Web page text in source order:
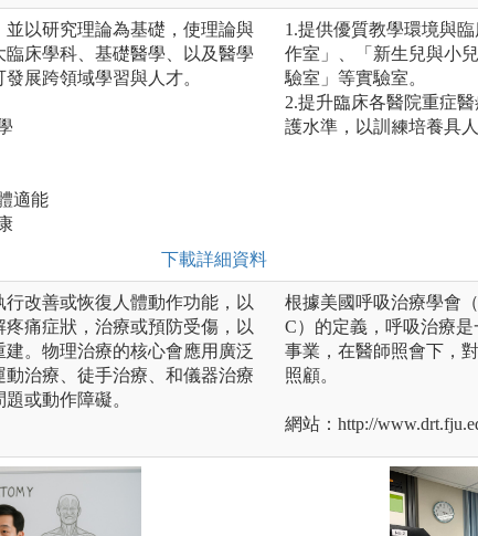
以研究理論為基礎，使理論與
床學科、基礎醫學、以及醫學
展跨領域學習與人才。
適能
下載詳細資料
1.提供優質教學環境與
作室」、「新生兒與小
驗室」等實驗室。
2.提升臨床各醫院重症
護水準，以訓練培養具
改善或恢復人體動作功能，以
痛症狀，治療或預防受傷，以
。物理治療的核心會應用廣泛
治療、徒手治療、和儀器治療
或動作障礙。
根據美國呼吸治療學會（
C）的定義，呼吸治療
事業，在醫師照會下，
照顧。
網站：http://